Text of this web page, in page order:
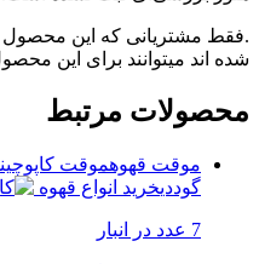
.فقط مشتریانی که این محصول
شده اند میتوانند برای این
محصولات مرتبط
موقت قهوهموقت
گوددیخرید انواع قهوه
7 عدد در انبار